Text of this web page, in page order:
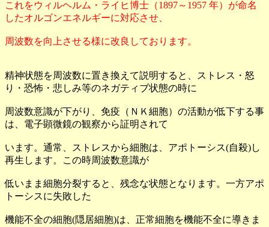
これをウィルヘルム・ライヒ博士（1897～1957 年）が命名
したオルゴンエネルギーに対応させ、
周波数を向上させる様に改良しております。
精神状態を周波数に置き換えて説明すると、ストレス・怒
り・恐怖・悲しみ等のネガティブ状態の時に
周波数意識が下がり、免疫（ＮＫ細胞）の活動が低下する事
は、電子顕微鏡の観察から証明されて
います。通常、ストレスから細胞は、アポトーシス(自殺)し
再生します。この時周波数意識が
低いまま細胞分裂すると、残念な状態となります。一方アポ
トーシスに失敗した
機能不全の細胞(隠居細胞)は、正常細胞を機能不全に導きま